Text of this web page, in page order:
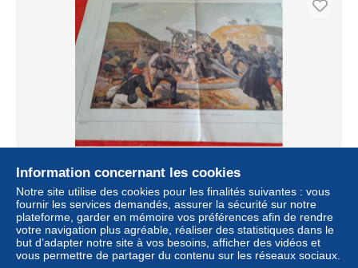
IMAGE DU PANORAMA DE LA GUERRE LE CANON
DE 75 EN ACTION PAR CONRAD
± 9,25 $US
Statut Particulier
Information concernant les cookies
Notre site utilise des cookies pour les finalités suivantes : vous
fournir les services demandés, assurer la sécurité sur notre
plateforme, garder en mémoire vos préférences afin de rendre
votre navigation plus agréable, réaliser des statistiques dans le
but d’adapter notre site à vos besoins, afficher des vidéos et
vous permettre de partager du contenu sur les réseaux sociaux.